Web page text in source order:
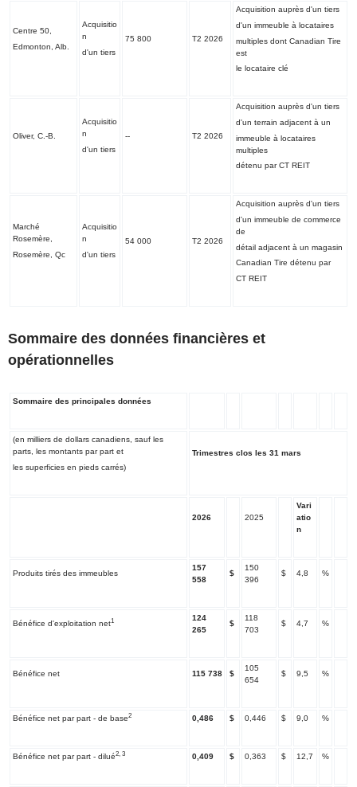
Centre 50,
Edmonton, Alb.
Acquisitio
n
d'un tiers
75 800 T2 2026
Acquisition auprès d'un tiers
d'un immeuble à locataires
multiples dont Canadian Tire
est
le locataire clé
Oliver, C.-B.
Acquisitio
n
d'un tiers
-- T2 2026
Acquisition auprès d'un tiers
d'un terrain adjacent à un
immeuble à locataires
multiples
détenu par CT REIT
Marché
Rosemère,
Rosemère, Qc
Acquisitio
n
d'un tiers
54 000 T2 2026
Acquisition auprès d'un tiers
d'un immeuble de commerce
de
détail adjacent à un magasin
Canadian Tire détenu par
CT REIT
Sommaire des données financières et
opérationnelles
Sommaire des principales données
(en milliers de dollars canadiens, sauf les
parts, les montants par part et
les superficies en pieds carrés)
Trimestres clos les 31 mars
2026 2025
Vari
atio
n
Produits tirés des immeubles
157
558
$
150
396
$ 4,8 %
Bénéfice d'exploitation net1
124
265
$
118
703
$ 4,7 %
Bénéfice net 115 738 $
105
654
$ 9,5 %
Bénéfice net par part - de base2 0,486 $ 0,446 $ 9,0 %
Bénéfice net par part - dilué2, 3 0,409 $ 0,363 $ 12,7 %